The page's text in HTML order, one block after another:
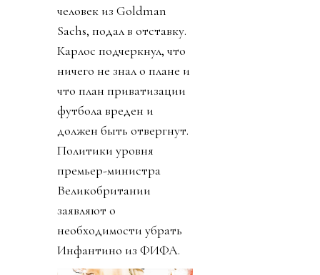
человек из Goldman
Sachs, подал в отставку.
Карлос подчеркнул, что
ничего не знал о плане и
что план приватизации
футбола вреден и
должен быть отвергнут.
Политики уровня
премьер-министра
Великобритании
заявляют о
необходимости убрать
Инфантино из ФИФА.